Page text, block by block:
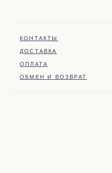
КОНТАКТЫ
ДОСТАВКА
ОПЛАТА
ОБМЕН И ВОЗВРАТ